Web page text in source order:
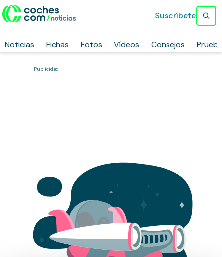
Noticias Fichas Fotos Vídeos Consejos
Suscríbete
Publicidad